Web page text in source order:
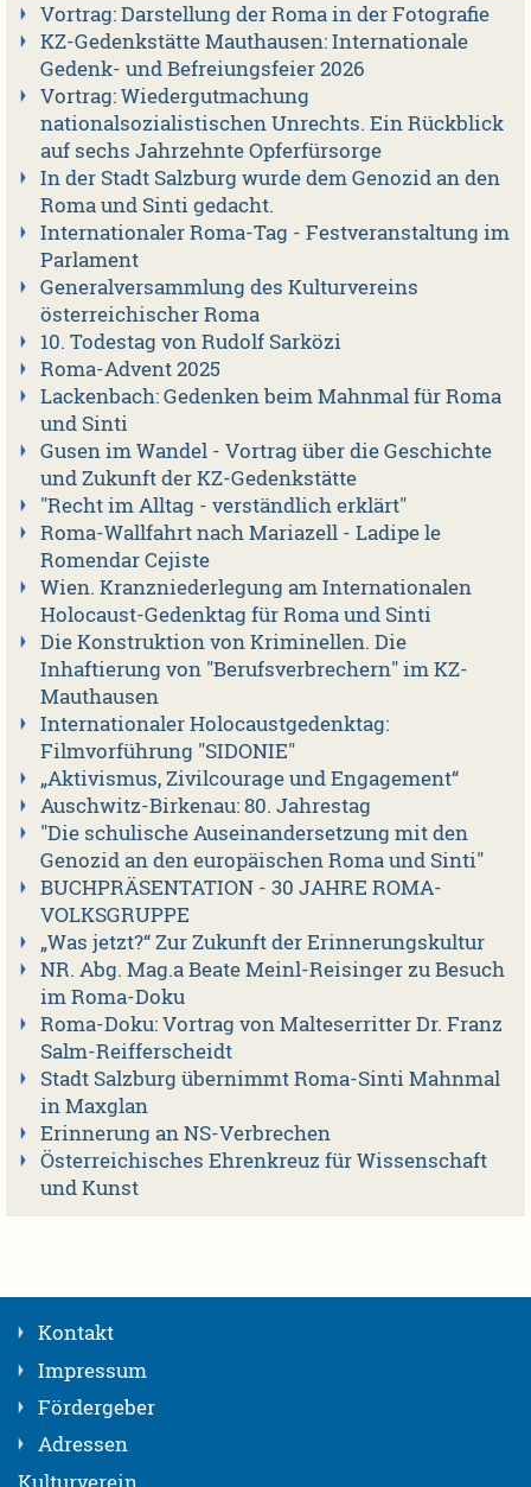
Vortrag: Darstellung der Roma in der Fotografie
KZ-Gedenkstätte Mauthausen: Internationale
Gedenk- und Befreiungsfeier 2026
Vortrag: Wiedergutmachung
nationalsozialistischen Unrechts. Ein Rückblick
auf sechs Jahrzehnte Opferfürsorge
In der Stadt Salzburg wurde dem Genozid an den
Roma und Sinti gedacht.
Internationaler Roma-Tag - Festveranstaltung im
Parlament
Generalversammlung des Kulturvereins
österreichischer Roma
10. Todestag von Rudolf Sarközi
Roma-Advent 2025
Lackenbach: Gedenken beim Mahnmal für Roma
und Sinti
Gusen im Wandel - Vortrag über die Geschichte
und Zukunft der KZ-Gedenkstätte
"Recht im Alltag - verständlich erklärt"
Roma-Wallfahrt nach Mariazell - Ladipe le
Romendar Cejiste
Wien. Kranzniederlegung am Internationalen
Holocaust-Gedenktag für Roma und Sinti
Die Konstruktion von Kriminellen. Die
Inhaftierung von "Berufsverbrechern" im KZ-
Mauthausen
Internationaler Holocaustgedenktag:
Filmvorführung "SIDONIE"
„Aktivismus, Zivilcourage und Engagement“
Auschwitz-Birkenau: 80. Jahrestag
"Die schulische Auseinandersetzung mit den
Genozid an den europäischen Roma und Sinti"
BUCHPRÄSENTATION - 30 JAHRE ROMA-
VOLKSGRUPPE
„Was jetzt?“ Zur Zukunft der Erinnerungskultur
NR. Abg. Mag.a Beate Meinl-Reisinger zu Besuch
im Roma-Doku
Roma-Doku: Vortrag von Malteserritter Dr. Franz
Salm-Reifferscheidt
Stadt Salzburg übernimmt Roma-Sinti Mahnmal
in Maxglan
Erinnerung an NS-Verbrechen
Österreichisches Ehrenkreuz für Wissenschaft
und Kunst
Kontakt
Impressum
Fördergeber
Adressen